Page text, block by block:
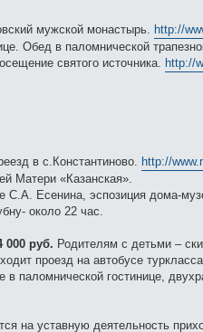
мужской монастырь.
http://
Обед в паломнической
святого источника.
http://
в с.Константиново.
http://
Матери «Казанская».
С.А. Есенина, эспозиция дома-
около 22 час.
000 руб. Родителям с детьми –
проезд на автобусе
паломнической гостинице,
на уставную деятельность